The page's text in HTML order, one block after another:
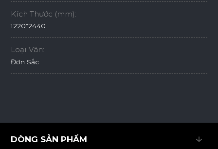
Kích Thước (mm):
1220*2440
Loại Vân:
Đơn Sắc
DÒNG SẢN PHẨM